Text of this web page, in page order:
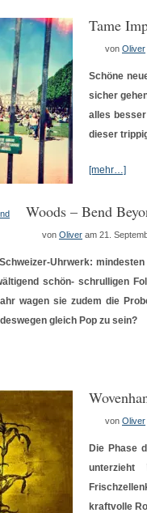
Tame
von Oliver
Schöne
sicher
alles
dieser
[mehr…]
Woods – Bend
von Oliver am 21.
Uhrwerk:
schön- schrulligen
wagen sie zudem die
gleich Pop zu sein?
von Oliver
Die Phase
unterzieht
kraftvolle